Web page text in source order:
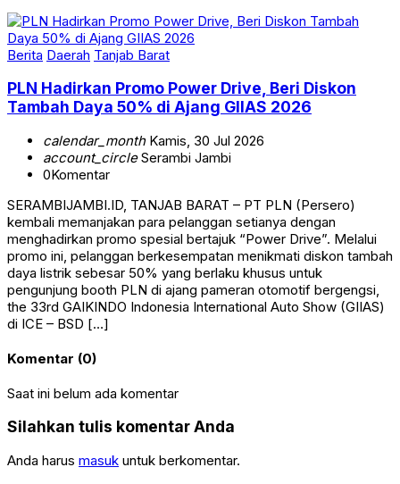
Berita Daerah Tanjab Barat
PLN Hadirkan Promo Power Drive, Beri Diskon
Tambah Daya 50% di Ajang GIIAS 2026
calendar_monthKamis, 30 Jul 2026
account_circleSerambi Jambi
0Komentar
SERAMBIJAMBI.ID, TANJAB BARAT – PT PLN (Persero)
kembali memanjakan para pelanggan setianya dengan
menghadirkan promo spesial bertajuk “Power Drive”. Melalui
promo ini, pelanggan berkesempatan menikmati diskon tambah
daya listrik sebesar 50% yang berlaku khusus untuk
pengunjung booth PLN di ajang pameran otomotif bergengsi,
the 33rd GAIKINDO Indonesia International Auto Show (GIIAS)
di ICE – BSD […]
Komentar (0)
Saat ini belum ada komentar
Silahkan tulis komentar Anda
Anda harus masuk untuk berkomentar.